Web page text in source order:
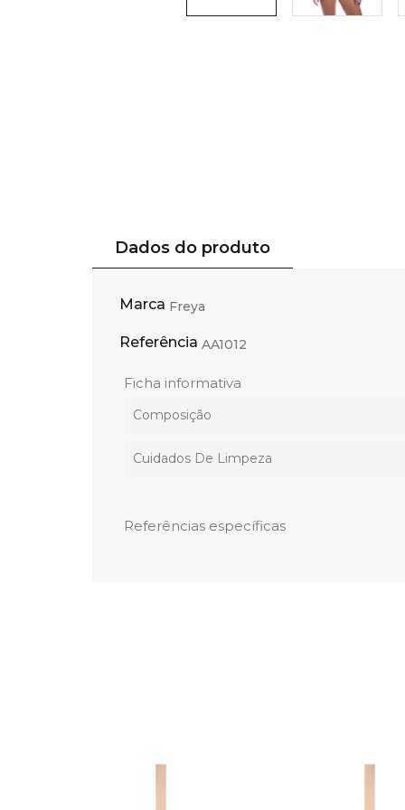
Dados do produto
Marca Freya
Referência AA1012
Ficha informativa
Composição
Cuidados De Limpeza
Referências específicas